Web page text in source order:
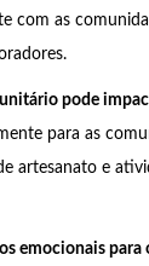
com as
pode
para as
artesanato e
emocionais para